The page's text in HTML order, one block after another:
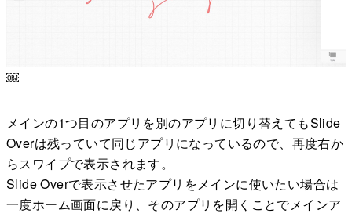
￼
メインの1つ目のアプリを別のアプリに切り替えてもSlide
Overは残っていて同じアプリになっているので、再度右か
らスワイプで表示されます。
Slide Overで表示させたアプリをメインに使いたい場合は
一度ホーム画面に戻り、そのアプリを開くことでメインア